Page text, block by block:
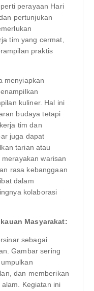
perayaan Hari
pertunjukan
tim yang cermat,
praktis
menyiapkan
kuliner. Hal ini
budaya tetapi
tim dan
juga dapat
tarian atau
warisan
rasa kebanggaan
dalam
kolaborasi
Masyarakat:
sebagai
Gambar sering
dan memberikan
Kegiatan ini